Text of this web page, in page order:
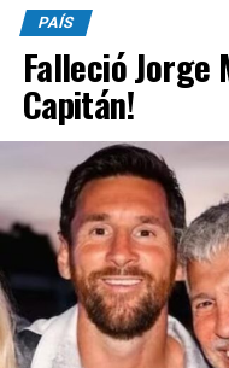
PAÍS
Falleció Jorge
Capitán!